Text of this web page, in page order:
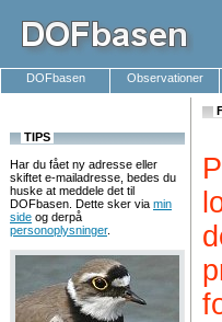
DOFbasen Observationer
TIPS
Har du fået ny adresse eller
skiftet e-mailadresse, bedes du
huske at meddele det til
DOFbasen. Dette sker via min
side og derpå
personoplysninger.